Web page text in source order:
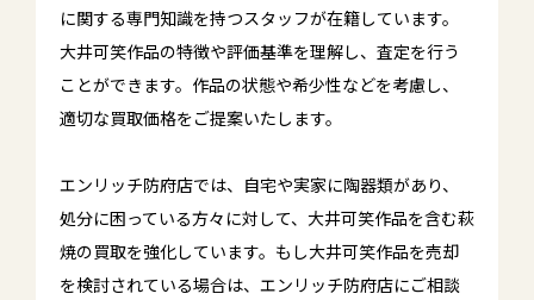
に関する専門知識を持つスタッフが在籍しています。
大井可笑作品の特徴や評価基準を理解し、査定を行う
ことができます。作品の状態や希少性などを考慮し、
適切な買取価格をご提案いたします。
エンリッチ防府店では、自宅や実家に陶器類があり、
処分に困っている方々に対して、大井可笑作品を含む萩
焼の買取を強化しています。もし大井可笑作品を売却
を検討されている場合は、エンリッチ防府店にご相談